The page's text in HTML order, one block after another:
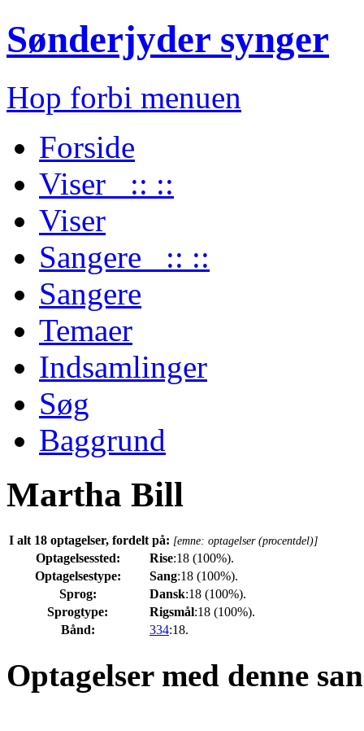
Sønderjyder synger
Hop forbi menuen
Forside
Viser :: ::
Viser
Sangere :: ::
Sangere
Temaer
Indsamlinger
Søg
Baggrund
Martha Bill
I alt 18 optagelser, fordelt på: [emne: optagelser (procentdel)]
Optagelsessted: Rise:18 (100%).
Optagelsestype:
Sang:18 (100%).
Sprog:
Dansk:18 (100%).
Sprogtype:
Rigsmål:18 (100%).
Bånd:
334:18.
Optagelser med denne